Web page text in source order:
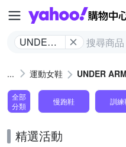
UNDER
運動女鞋 UNDER
全部
分類
慢跑鞋 訓練
精選活動